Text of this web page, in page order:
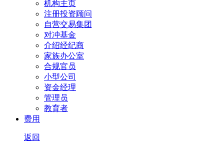
机构主页
注册投资顾问
自营交易集团
对冲基金
介绍经纪商
家族办公室
合规官员
小型公司
资金经理
管理员
教育者
费用
返回